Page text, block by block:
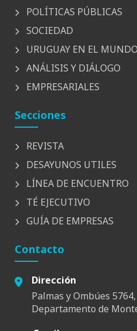
POLÍTICAS PÚBLICAS
SOCIEDAD
URUGUAY EN EL MUNDO
ANÁLISIS Y DIÁLOGO
EMPRESARIALES
Secciones
REVISTA
DESAYUNOS UTILES
LÍNEA DE ENCUENTRO
TÉ EJECUTIVO
GUÍA DE EMPRESAS
Contacto
Dirección
Palmas y Ombúes
Departamento de